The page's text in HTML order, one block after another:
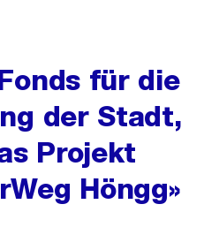
für die
der Stadt,
Projekt
Höngg»